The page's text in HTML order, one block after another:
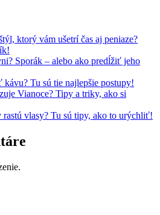
ktorý vám ušetrí čas aj peniaze?
Sporák – alebo ako predĺžiť jeho
Tu sú tie najlepšie postupy!
Vianoce? Tipy a triky, ako si
rastú vlasy? Tu sú tipy, ako to urýchliť!